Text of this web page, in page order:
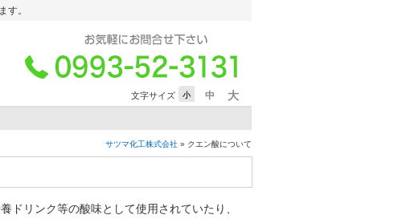
す。
文字サイズ 小 中 大
サツマ化工株式会社 » クエン酸について
ドリンク等の酸味として使用されていたり、